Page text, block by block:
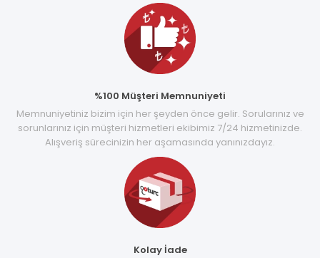
%100 Müşteri Memnuniyeti
Memnuniyetiniz bizim için her şeyden önce gelir. Sorularınız ve
sorunlarınız için müşteri hizmetleri ekibimiz 7/24 hizmetinizde.
Alışveriş sürecinizin her aşamasında yanınızdayız.
Kolay İade